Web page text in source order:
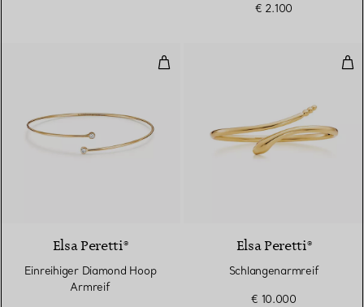
€ 2.100
Einreihiger Diamond Hoop
Elsa Peretti®
Einreihiger Diamond Hoop
Armreif
Elsa Peretti®
Schlangenarmreif
€ 10.000